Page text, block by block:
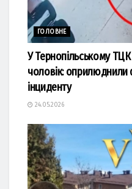
ГОЛОВНЕ
У Тернопільському
чоловік: оприлюднили
інциденту
24.05.2026